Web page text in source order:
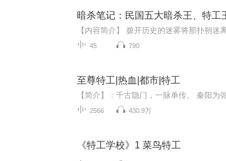
暗杀笔记：民国五大暗杀王、特工
45 790
至尊特工|热血|都市|特工
【简介】：千古隐门，一脉单传。 秦阳
2566 430.9万
《特工学校》1 菜鸟特工